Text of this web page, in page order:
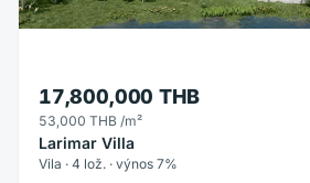
17,800,000 THB
53,000 THB /m²
Larimar Villa
Vila · 4 lož. · výnos 7%